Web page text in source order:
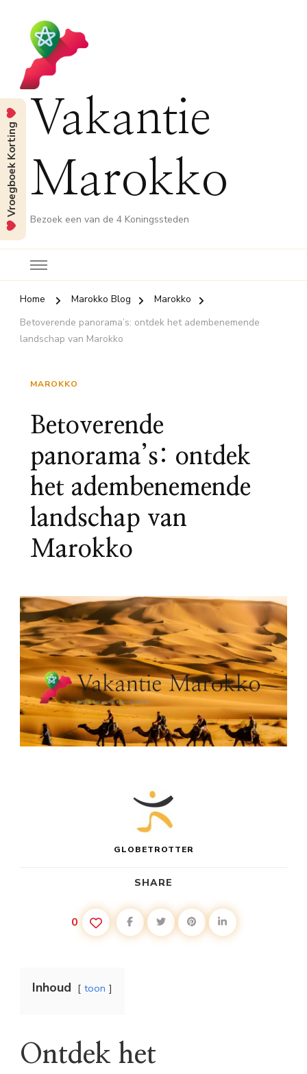
Vakantie
Marokko
Bezoek een van de 4 Koningssteden
Home Marokko Blog
Marokko
Betoverende panorama’s: ontdek het adembenemende
landschap van Marokko
MAROKKO
Betoverende
panorama’s: ontdek
het adembenemende
landschap van
Marokko
GLOBETROTTER
SHARE
0
Inhoud toon
Ontdek het
Vroegboek Korting